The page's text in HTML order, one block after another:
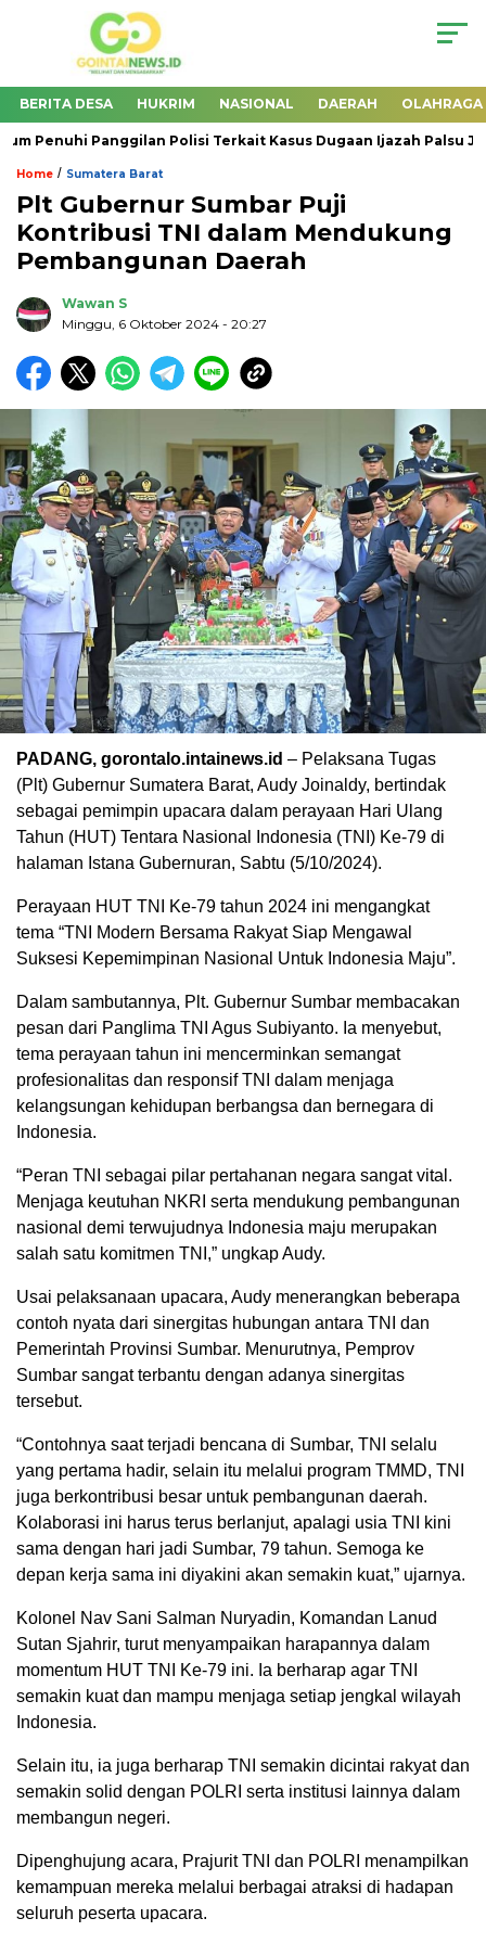
BERITA DESA HUKRIM NASIONAL DAERAH OLAHRAGA
Penuhi Panggilan Polisi Terkait Kasus Dugaan Ijazah Palsu
Home / Sumatera Barat
Plt Gubernur Sumbar Puji
Kontribusi TNI dalam Mendukung
Pembangunan Daerah
Wawan S
Minggu, 6 Oktober 2024 - 20:27
PADANG, gorontalo.intainews.id – Pelaksana Tugas
(Plt) Gubernur Sumatera Barat, Audy Joinaldy, bertindak
sebagai pemimpin upacara dalam perayaan Hari Ulang
Tahun (HUT) Tentara Nasional Indonesia (TNI) Ke-79 di
halaman Istana Gubernuran, Sabtu (5/10/2024).
Perayaan HUT TNI Ke-79 tahun 2024 ini mengangkat
tema “TNI Modern Bersama Rakyat Siap Mengawal
Suksesi Kepemimpinan Nasional Untuk Indonesia Maju”.
Dalam sambutannya, Plt. Gubernur Sumbar membacakan
pesan dari Panglima TNI Agus Subiyanto. Ia menyebut,
tema perayaan tahun ini mencerminkan semangat
profesionalitas dan responsif TNI dalam menjaga
kelangsungan kehidupan berbangsa dan bernegara di
Indonesia.
“Peran TNI sebagai pilar pertahanan negara sangat vital.
Menjaga keutuhan NKRI serta mendukung pembangunan
nasional demi terwujudnya Indonesia maju merupakan
salah satu komitmen TNI,” ungkap Audy.
Usai pelaksanaan upacara, Audy menerangkan beberapa
contoh nyata dari sinergitas hubungan antara TNI dan
Pemerintah Provinsi Sumbar. Menurutnya, Pemprov
Sumbar sangat terbantu dengan adanya sinergitas
tersebut.
“Contohnya saat terjadi bencana di Sumbar, TNI selalu
yang pertama hadir, selain itu melalui program TMMD, TNI
juga berkontribusi besar untuk pembangunan daerah.
Kolaborasi ini harus terus berlanjut, apalagi usia TNI kini
sama dengan hari jadi Sumbar, 79 tahun. Semoga ke
depan kerja sama ini diyakini akan semakin kuat,” ujarnya.
Kolonel Nav Sani Salman Nuryadin, Komandan Lanud
Sutan Sjahrir, turut menyampaikan harapannya dalam
momentum HUT TNI Ke-79 ini. Ia berharap agar TNI
semakin kuat dan mampu menjaga setiap jengkal wilayah
Indonesia.
Selain itu, ia juga berharap TNI semakin dicintai rakyat dan
semakin solid dengan POLRI serta institusi lainnya dalam
membangun negeri.
Dipenghujung acara, Prajurit TNI dan POLRI menampilkan
kemampuan mereka melalui berbagai atraksi di hadapan
seluruh peserta upacara.